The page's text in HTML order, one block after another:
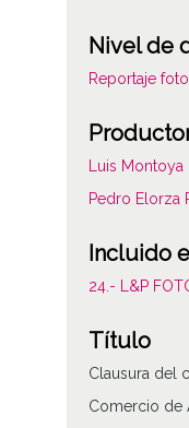
Nivel de
Reportaje
Luis Montoya
Pedro Elorza
Incluido
24.- L&P
Título
Clausura del
Comercio de